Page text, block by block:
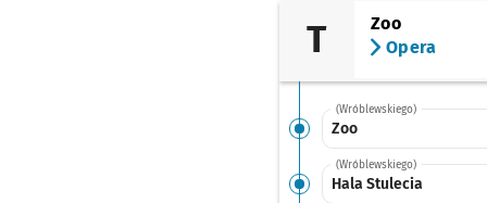
T
Zoo
Opera
(Wróblewskiego)
Zoo
(Wróblewskiego)
Hala Stulecia